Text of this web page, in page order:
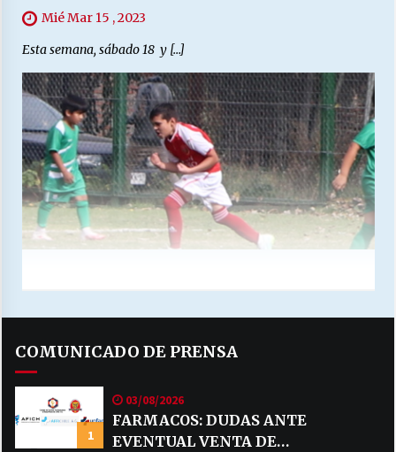
Mié Mar 15 , 2023
Esta semana, sábado 18 y […]
COMUNICADO DE PRENSA
1
03/08/2026
FARMACOS: DUDAS ANTE
EVENTUAL VENTA DE